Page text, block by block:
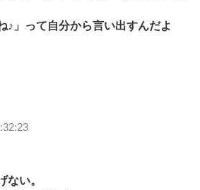
♪」って自分から言い出すんだよ
ない。